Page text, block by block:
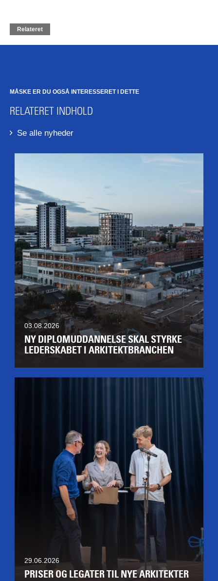
Relateret
MÅSKE ER DU OGSÅ INTERESSERET I DETTE
RELATERET INDHOLD
Se alle nyheder
03.08.2026
NY DIPLOMUDDANNELSE SKAL STYRKE
LEDERSKABET I ARKITEKTBRANCHEN
29.06.2026
PRISER OG LEGATER TIL NYE ARKITEKTER